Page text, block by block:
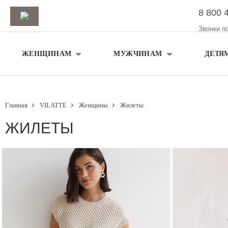
8 800
Звонки
ЖЕНЩИНАМ МУЖЧИНАМ
Главная VILATTE Женщины Жилеты
ЖИЛЕТЫ